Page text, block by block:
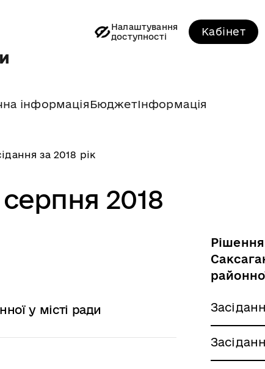
Налаштування
доступності
Кабінет
інформаціяБюджетІнформація
за 2018 рік
2018
у місті ради